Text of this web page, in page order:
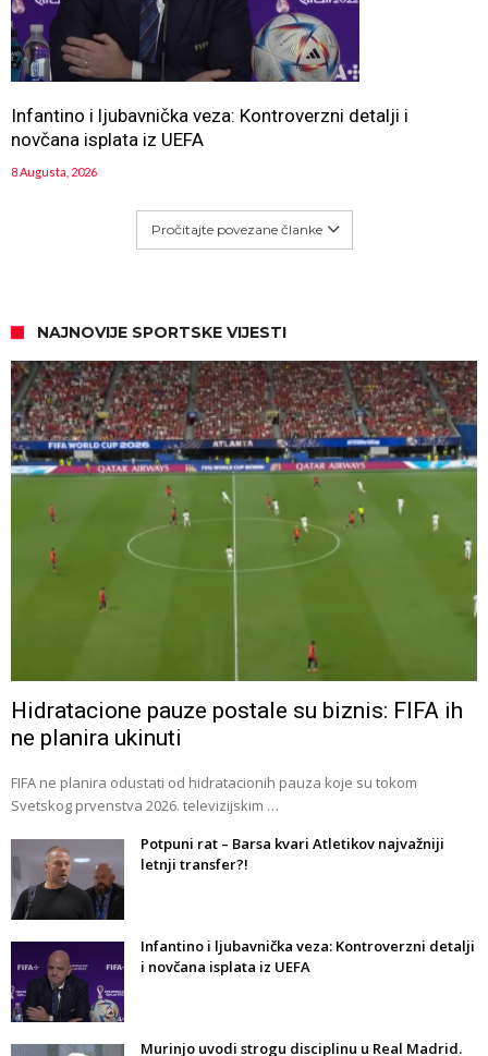
Infantino i ljubavnička veza: Kontroverzni detalji i
novčana isplata iz UEFA
8 Augusta, 2026
Pročitajte povezane članke
NAJNOVIJE SPORTSKE VIJESTI
Hidratacione pauze postale su biznis: FIFA ih
ne planira ukinuti
FIFA ne planira odustati od hidratacionih pauza koje su tokom
Svetskog prvenstva 2026. televizijskim …
Potpuni rat – Barsa kvari Atletikov najvažniji
letnji transfer?!
Infantino i ljubavnička veza: Kontroverzni detalji
i novčana isplata iz UEFA
Murinjo uvodi strogu disciplinu u Real Madrid.